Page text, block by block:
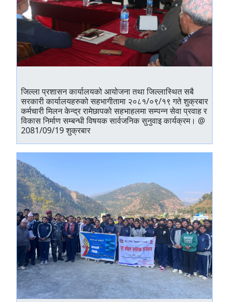
जिल्ला प्रशासन कार्यालयको आयोजना तथा जिल्लास्थित सबै
सरकारी कार्यालयहरुको सहभागीतामा २०८१/०९/१९ गते शुक्रबार
कर्मचारी मिलन केन्द्र रामेछापको सहभाहलमा सम्पन्‍न सेवा प्रवाह र
विकास निर्माण सम्बन्धी विषयक सार्वजनिक सुनुवाइ कार्यक्रम। @
2081/09/19 शुक्रबार